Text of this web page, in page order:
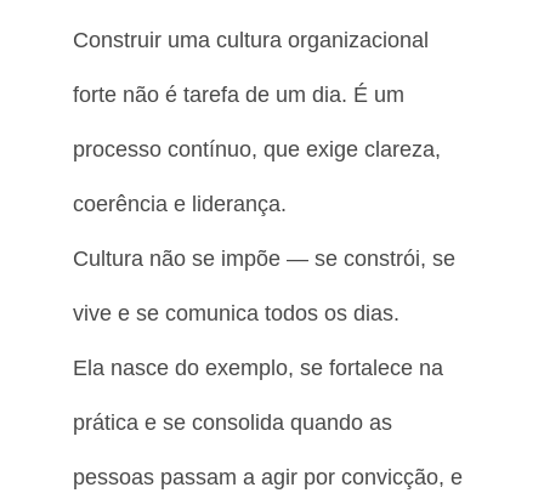
Construir uma cultura organizacional
forte não é tarefa de um dia. É um
processo contínuo, que exige clareza,
coerência e liderança.
Cultura não se impõe — se constrói, se
vive e se comunica todos os dias.
Ela nasce do exemplo, se fortalece na
prática e se consolida quando as
pessoas passam a agir por convicção, e